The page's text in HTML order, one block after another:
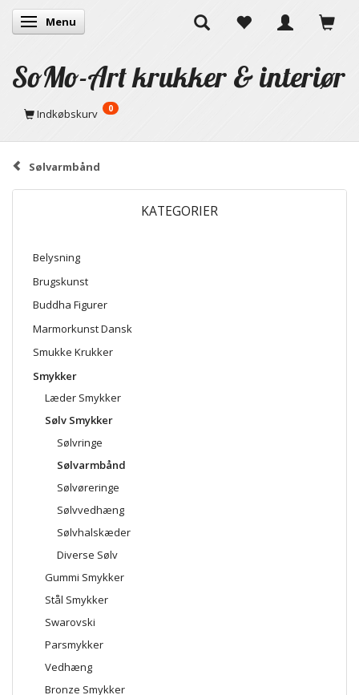
Skifte navigation
Menu
SoMo-Art krukker & interiør
Indkøbskurv 0
Sølvarmbånd
KATEGORIER
Belysning
Brugskunst
Buddha Figurer
Marmorkunst Dansk
Smukke Krukker
Smykker
Læder Smykker
Sølv Smykker
Sølvringe
Sølvarmbånd
Sølvøreringe
Sølvvedhæng
Sølvhalskæder
Diverse Sølv
Gummi Smykker
Stål Smykker
Swarovski
Parsmykker
Vedhæng
Bronze Smykker